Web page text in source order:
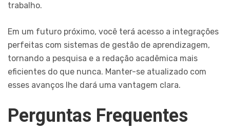
trabalho.
Em um futuro próximo, você terá acesso a integrações
perfeitas com sistemas de gestão de aprendizagem,
tornando a pesquisa e a redação acadêmica mais
eficientes do que nunca. Manter-se atualizado com
esses avanços lhe dará uma vantagem clara.
Perguntas Frequentes